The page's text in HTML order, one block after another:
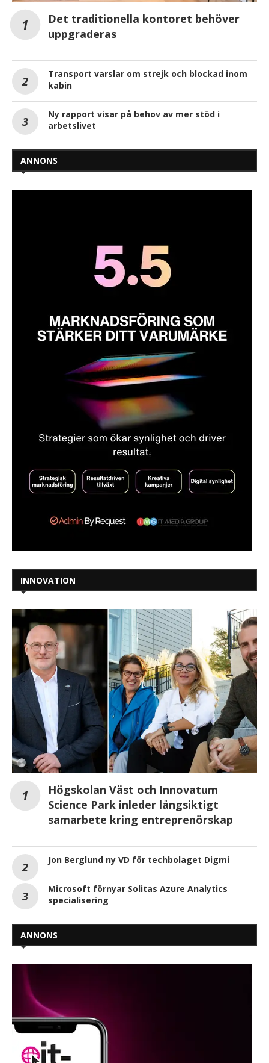
Det traditionella kontoret behöver
uppgraderas
Transport varslar om strejk och blockad inom
kabin
Ny rapport visar på behov av mer stöd i
arbetslivet
ANNONS
INNOVATION
Högskolan Väst och Innovatum
Science Park inleder långsiktigt
samarbete kring entreprenörskap
Jon Berglund ny VD för techbolaget Digmi
Microsoft förnyar Solitas Azure Analytics
specialisering
ANNONS